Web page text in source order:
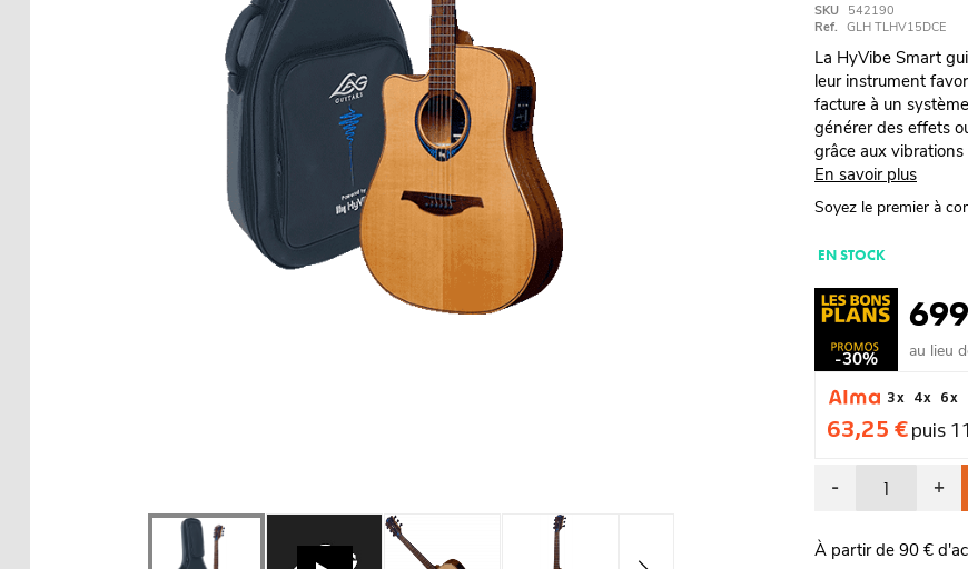
SKU 542190
Ref. GLH TLHV15DCE
La HyVibe Smart
leur instrument
facture à un
générer des effets
grâce aux vibrations
En savoir plus
Soyez le premier à
EN STOCK
-30% au lieu
3 x 4 x 6 x
63,25 €puis
- +
À partir de 90 €